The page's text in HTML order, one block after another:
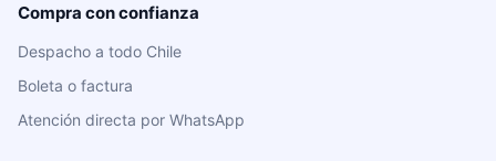
Compra con confianza
Despacho a todo Chile
Boleta o factura
Atención directa por WhatsApp